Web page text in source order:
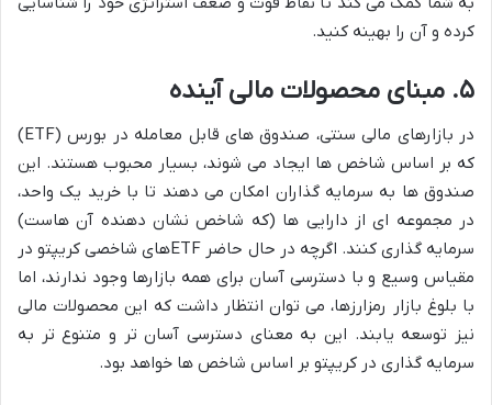
کرده و آن را بهینه کنید.
۵. مبنای محصولات مالی آینده
در بازارهای مالی سنتی، صندوق های قابل معامله در بورس (ETF)
که بر اساس شاخص ها ایجاد می شوند، بسیار محبوب هستند. این
صندوق ها به سرمایه گذاران امکان می دهند تا با خرید یک واحد،
در مجموعه ای از دارایی ها (که شاخص نشان دهنده آن هاست)
سرمایه گذاری کنند. اگرچه در حال حاضر ETFهای شاخصی کریپتو در
مقیاس وسیع و با دسترسی آسان برای همه بازارها وجود ندارند، اما
با بلوغ بازار رمزارزها، می توان انتظار داشت که این محصولات مالی
نیز توسعه یابند. این به معنای دسترسی آسان تر و متنوع تر به
سرمایه گذاری در کریپتو بر اساس شاخص ها خواهد بود.